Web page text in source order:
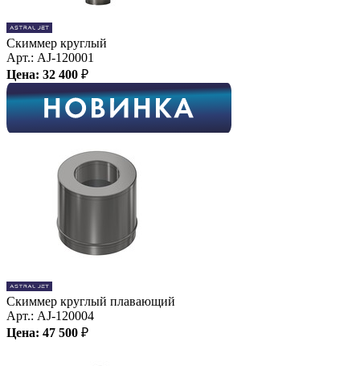
Скиммер круглый
Арт.: AJ-120001
Цена: 32 400 ₽
Скиммер круглый плавающий
Арт.: AJ-120004
Цена: 47 500 ₽